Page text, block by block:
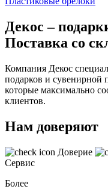
Декос –
Поставка со
Компания Декос
подарков и сувенирной
которые максимально
клиентов.
Нам доверяют
Доверие
Сервис
Более